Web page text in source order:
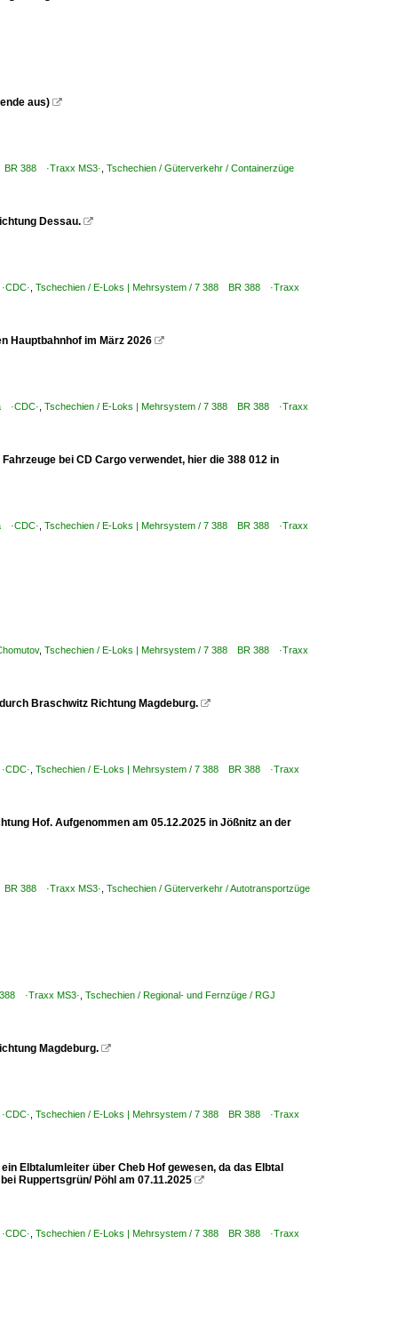
aus) 
388 ·Traxx MS3· Tschechien / Güterverkehr / Containerzüge
Dessau. 
Tschechien / E-Loks | Mehrsystem / 7 388 BR 388 ·Traxx
Hauptbahnhof im März 2026 
·CDC· Tschechien / E-Loks | Mehrsystem / 7 388 BR 388 ·Traxx
bei CD Cargo verwendet, hier die 388 012 in
·CDC· Tschechien / E-Loks | Mehrsystem / 7 388 BR 388 ·Traxx
, Tschechien / E-Loks | Mehrsystem / 7 388 BR 388 ·Traxx
Braschwitz Richtung Magdeburg. 
Tschechien / E-Loks | Mehrsystem / 7 388 BR 388 ·Traxx
Hof. Aufgenommen am 05.12.2025 in Jößnitz an der
388 ·Traxx MS3· Tschechien / Güterverkehr / Autotransportzüge
·Traxx MS3· Tschechien / Regional- und Fernzüge / RGJ
Magdeburg. 
Tschechien / E-Loks | Mehrsystem / 7 388 BR 388 ·Traxx
Elbtalumleiter über Cheb Hof gewesen, da das Elbtal
Ruppertsgrün/ Pöhl am 07.11.2025 
Tschechien / E-Loks | Mehrsystem / 7 388 BR 388 ·Traxx